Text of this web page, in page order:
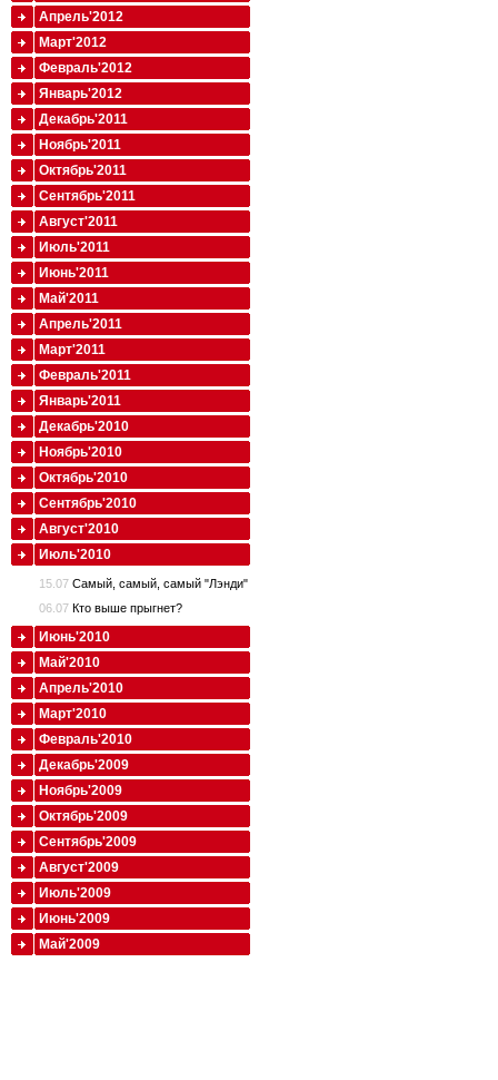
Апрель'2012
Март'2012
Февраль'2012
Январь'2012
Декабрь'2011
Ноябрь'2011
Октябрь'2011
Сентябрь'2011
Август'2011
Июль'2011
Июнь'2011
Май'2011
Апрель'2011
Март'2011
Февраль'2011
Январь'2011
Декабрь'2010
Ноябрь'2010
Октябрь'2010
Сентябрь'2010
Август'2010
Июль'2010
15.07 Самый, самый, самый "Лэнди"
06.07 Кто выше прыгнет?
Июнь'2010
Май'2010
Апрель'2010
Март'2010
Февраль'2010
Декабрь'2009
Ноябрь'2009
Октябрь'2009
Сентябрь'2009
Август'2009
Июль'2009
Июнь'2009
Май'2009